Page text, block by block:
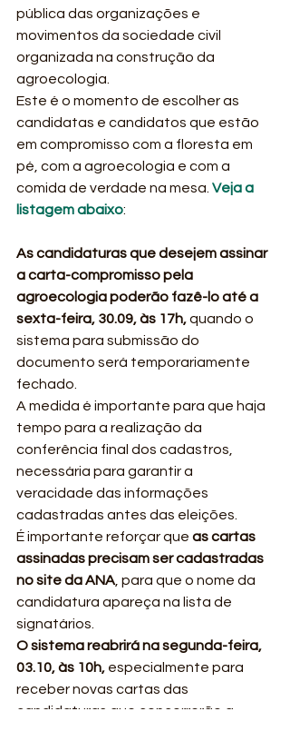
pública das organizações e
movimentos da sociedade civil
organizada na construção da
agroecologia.
Este é o momento de escolher as
candidatas e candidatos que estão
em compromisso com a floresta em
pé, com a agroecologia e com a
comida de verdade na mesa. Veja a
listagem abaixo:
As candidaturas que desejem assinar
a carta-compromisso pela
agroecologia poderão fazê-lo até a
sexta-feira, 30.09, às 17h, quando o
sistema para submissão do
documento será temporariamente
fechado.
A medida é importante para que haja
tempo para a realização da
conferência final dos cadastros,
necessária para garantir a
veracidade das informações
cadastradas antes das eleições.
É importante reforçar que as cartas
assinadas precisam ser cadastradas
no site da ANA , para que o nome da
candidatura apareça na lista de
signatários.
O sistema reabrirá na segunda-feira,
03.10, às 10h, especialmente para
receber novas cartas das
candidaturas que concorrerão a